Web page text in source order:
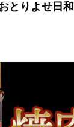
とりよせ日和